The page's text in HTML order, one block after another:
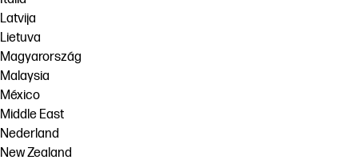
Latvija
Lietuva
Magyarország
Malaysia
México
Middle East
Nederland
New Zealand